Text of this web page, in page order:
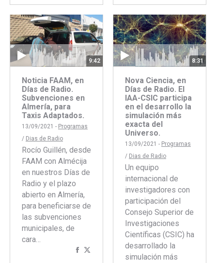
con
Facebook
con
Twitter
9:42
Noticia FAAM, en
Días de Radio.
Subvenciones en
Almería, para
Taxis Adaptados.
13/09/2021 - Programas
/ Dias de Radio
Rocío Guillén, desde
FAAM con Almécija
en nuestros Días de
Radio y el plazo
abierto en Almería,
para beneficiarse de
las subvenciones
municipales, de
cara…
Compartir
8:31
Nova Ciencia, en
Días de Radio. El
IAA-CSIC participa
en el desarrollo la
simulación más
exacta del
Universo.
13/09/2021 - Programas
/ Dias de Radio
Un equipo
internacional de
investigadores con
participación del
Consejo Superior de
Investigaciones
Científicas (CSIC) ha
desarrollado la
simulación más